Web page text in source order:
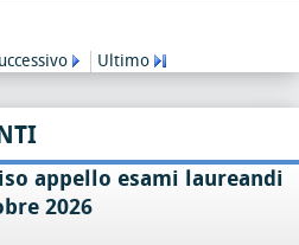
Ultimo
appello esami laureandi
2026